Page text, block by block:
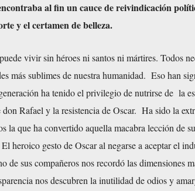
al fin un cauce de reivindicación
y el certamen de belleza.
vivir sin héroes ni santos ni mártires. Todos
más sublimes de nuestra humanidad. Eso han
ha tenido el privilegio de nutrirse de la
Rafael y la resistencia de Oscar. Ha sido la
la que ha convertido aquella macabra lección de
heroico gesto de Oscar al negarse a aceptar el
de sus compañeros nos recordó las dimensiones
nos descubren la inutilidad de odios y